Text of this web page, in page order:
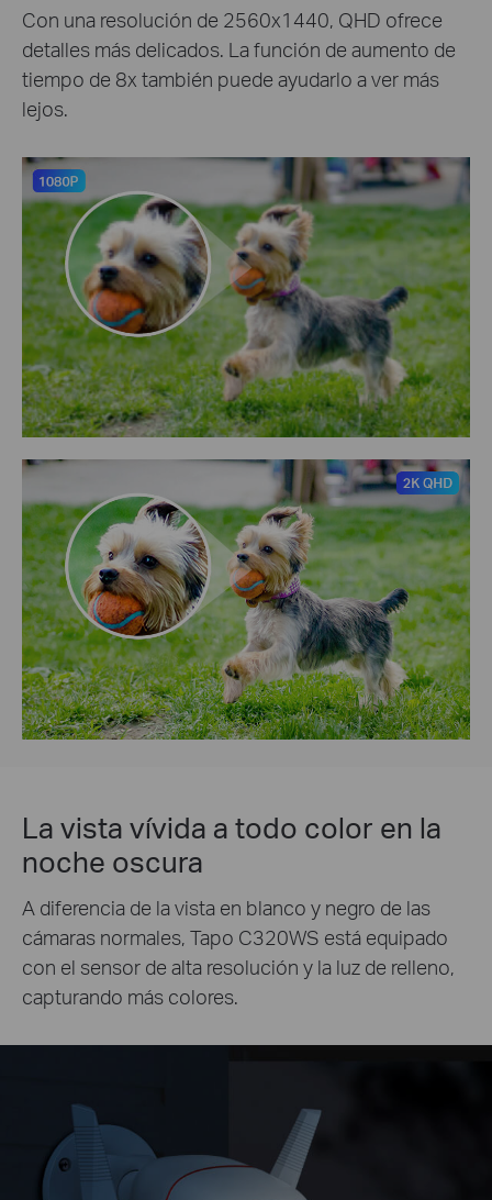
Con una resolución de 2560x1440, QHD ofrece
detalles más delicados. La función de aumento de
tiempo de 8x también puede ayudarlo a ver más
lejos.
La vista vívida a todo color en la
noche oscura
A diferencia de la vista en blanco y negro de las
cámaras normales, Tapo C320WS está equipado
con el sensor de alta resolución y la luz de relleno,
capturando más colores.